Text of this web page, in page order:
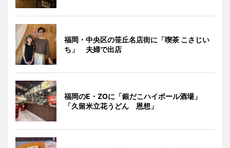
福岡・中央区の笹丘名店街に「喫茶 こさじい
ち」 夫婦で出店
福岡のE・ZOに「銀だこハイボール酒場」
「久留米立花うどん 恩想」